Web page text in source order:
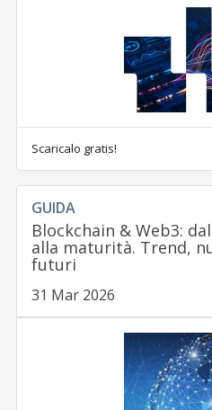
Scaricalo gratis!
GUIDA
Blockchain & Web3:
alla maturità. Trend,
futuri
31 Mar 2026